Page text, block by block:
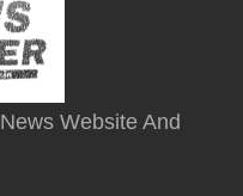
Website And